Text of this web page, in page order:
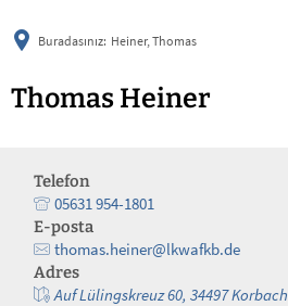
Buradasınız: Heiner, Thomas
Thomas Heiner
Telefon
05631 954-1801
E-posta
thomas.heiner@lkwafkb.de
Adres
Auf Lülingskreuz 60, 34497 Korbach